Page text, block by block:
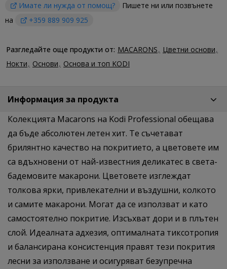
Имате ли нужда от помощ?
Пишете ни или позвънете
на
+359 889 909 925
Разгледайте още продукти от: MACARONS
Цветни основи
Нокти
Основи Основа и топ KODI
Информация за продукта
Колекцията Macarons на Kodi Professional обещава
да бъде абсолютен летен хит. Те съчетават
брилянтно качество на покритието, а цветовете им
са вдъхновени от най-известния деликатес в света-
бадемовите макарони. Цветовете изглеждат
толкова ярки, привлекателни и въздушни, колкото
и самите макарони. Могат да се използват и като
самостоятелно покритие. Изсъхват дори и в плътен
слой. Идеалната адхезия, оптималната тиксотропия
и балансирана консистенция правят тези покрития
лесни за използване и осигуряват безупречна